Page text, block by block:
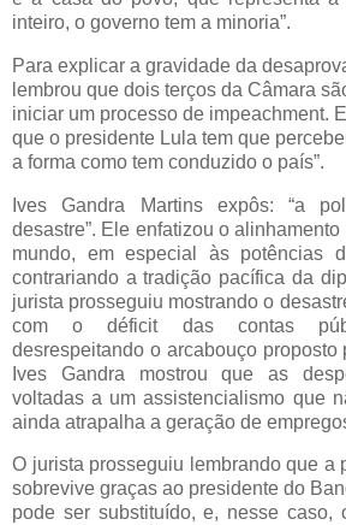
inteiro, o governo tem a minoria”.
Para explicar a gravidade da
lembrou que dois terços da Câmara
iniciar um processo de impeachment.
que o presidente Lula tem que
a forma como tem conduzido o país”.
Ives Gandra Martins expôs: “a
desastre”. Ele enfatizou o
mundo, em especial às potências
contrariando a tradição pacífica da
jurista prosseguiu mostrando o
com o déficit das contas
desrespeitando o arcabouço proposto
Ives Gandra mostrou que as
voltadas a um assistencialismo que
ainda atrapalha a geração de
O jurista prosseguiu lembrando que a
sobrevive graças ao presidente do
pode ser substituído, e, nesse caso,